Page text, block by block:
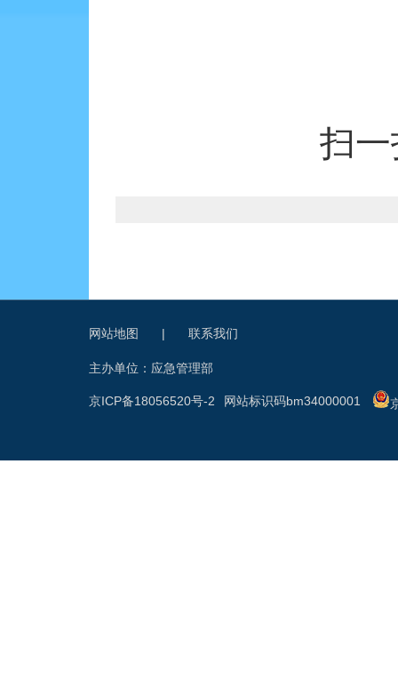
扫
网站地图 | 联系我们
主办单位：应急管理部
网站标识码bm34000001
京ICP备18056520号-2